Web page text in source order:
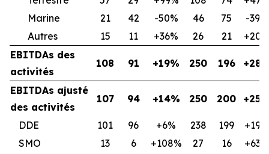
Marine
21 42 -50% 46 75
-39%
Autres
15 11 +36% 26 21
+20%
EBITDAs des
activités
108 91 +19% 250 196
EBITDAs ajusté
des activités
107 94 +14% 250 200
DDE 101 96 +6% 238 199
+19%
SMO
13 6 +108% 27 16
+63%